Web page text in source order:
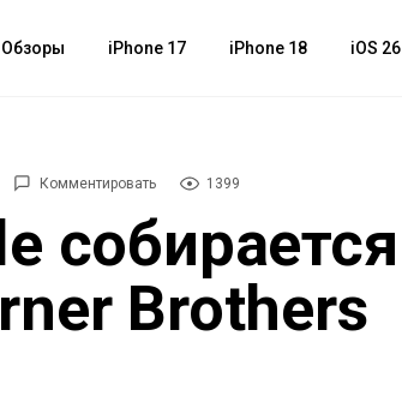
Обзоры iPhone 17 iPhone 18 iOS 26
Комментировать 1399
собирается
Brothers